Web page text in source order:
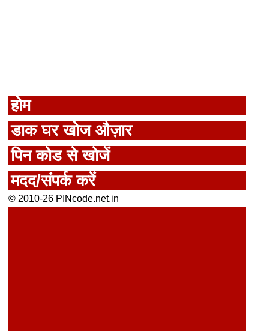
होम
डाक घर खोज औज़ार
पिन कोड से खोजें
मदद/संपर्क करें
© 2010-26 PINcode.net.in